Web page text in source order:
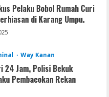
Ramadhona, Eks Perwira
Kini Jabat Kapolres Way
Pelaku Bobol Rumah Curi
di Karang Umpu.
Way Kanan
24 Jam, Polisi Bekuk
Pembacokan Rekan